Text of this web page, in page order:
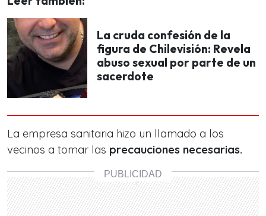
La cruda confesión de la
figura de Chilevisión: Revela
abuso sexual por parte de un
sacerdote
La empresa sanitaria hizo un llamado a los
vecinos a tomar las precauciones necesarias.